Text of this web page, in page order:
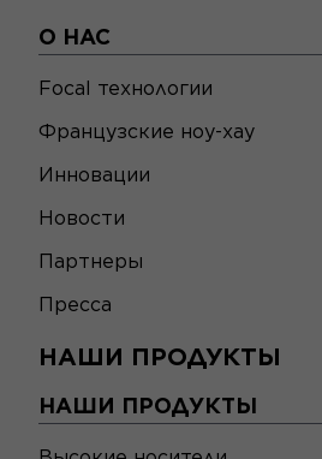
О НАС
Focal технологии
Французские ноу-хау
Инновации
Новости
Партнеры
Пресса
НАШИ ПРОДУКТЫ
НАШИ ПРОДУКТЫ